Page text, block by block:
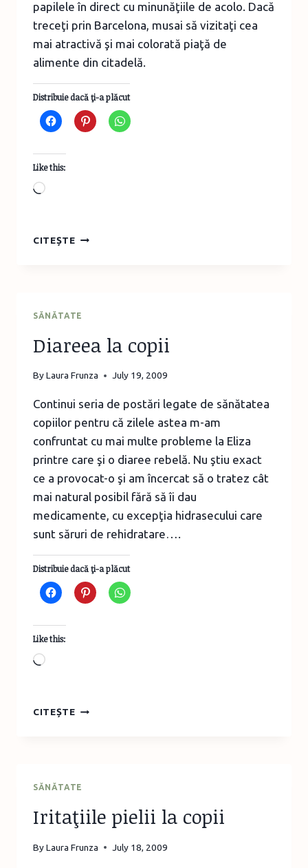
papilele în direct cu minunăţiile de acolo. Dacă
treceţi prin Barcelona, musai să vizitaţi cea
mai atractivă şi mai colorată piaţă de
alimente din citadelă.
Distribuie dacă ţi-a plăcut
Like this:
Loading…
CITEȘTEO
SĂNĂTATE
Diareea la copii
ByLaura Frunza July 19, 2009
Continui seria de postări legate de sănătatea
copiilor pentru că zilele astea m-am
confruntat cu mai multe probleme la Eliza
printre care şi o diaree rebelă. Nu ştiu exact
ce a provocat-o şi am încercat să o tratez cât
mai natural posibil fără să îi dau
medicamente, cu excepţia hidrasecului care
sunt săruri de rehidratare….
Distribuie dacă ţi-a plăcut
Like this:
Loading…
CITEȘTEDIAREEA
SĂNĂTATE
Iritaţiile pielii la copii
ByLaura Frunza July 18, 2009